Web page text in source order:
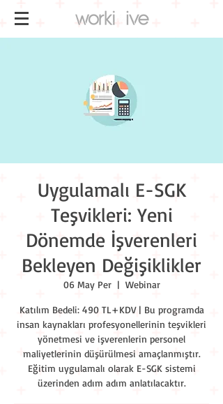
Uygulamalı E-SGK
Teşvikleri: Yeni
Dönemde İşverenleri
Bekleyen Değişiklikler
06 May Per
  |
Webinar
Katılım Bedeli: 490 TL+KDV | Bu programda
insan kaynakları profesyonellerinin teşvikleri
yönetmesi ve işverenlerin personel
maliyetlerinin düşürülmesi amaçlanmıştır.
Eğitim uygulamalı olarak E-SGK sistemi
üzerinden adım adım anlatılacaktır.